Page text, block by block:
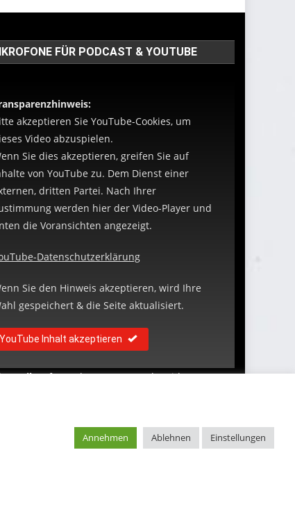
FÜR PODCAST & YOUTUBE
akzeptieren Sie YouTube-Cookies, um
Video abzuspielen.
Sie dies akzeptieren, greifen Sie auf
von YouTube zu. Dem Dienst einer
dritten Partei. Nach Ihrer
werden hier der Video-Player und
die Voransichten angezeigt.
Datenschutzerklärung
Sie den Hinweis akzeptieren, wird Ihre
gespeichert & die Seite aktualisiert.
YouTube Inhalt akzeptieren
Mikrofür Podcasts- & YouTube Videos?
oder Kleinmembran? Richtmikrofon, Kugel,
Taugen Lavalier Ansteckmikros etwas?
Annehmen Ablehnen Einstellungen